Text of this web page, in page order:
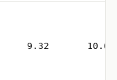
9.32 10.63